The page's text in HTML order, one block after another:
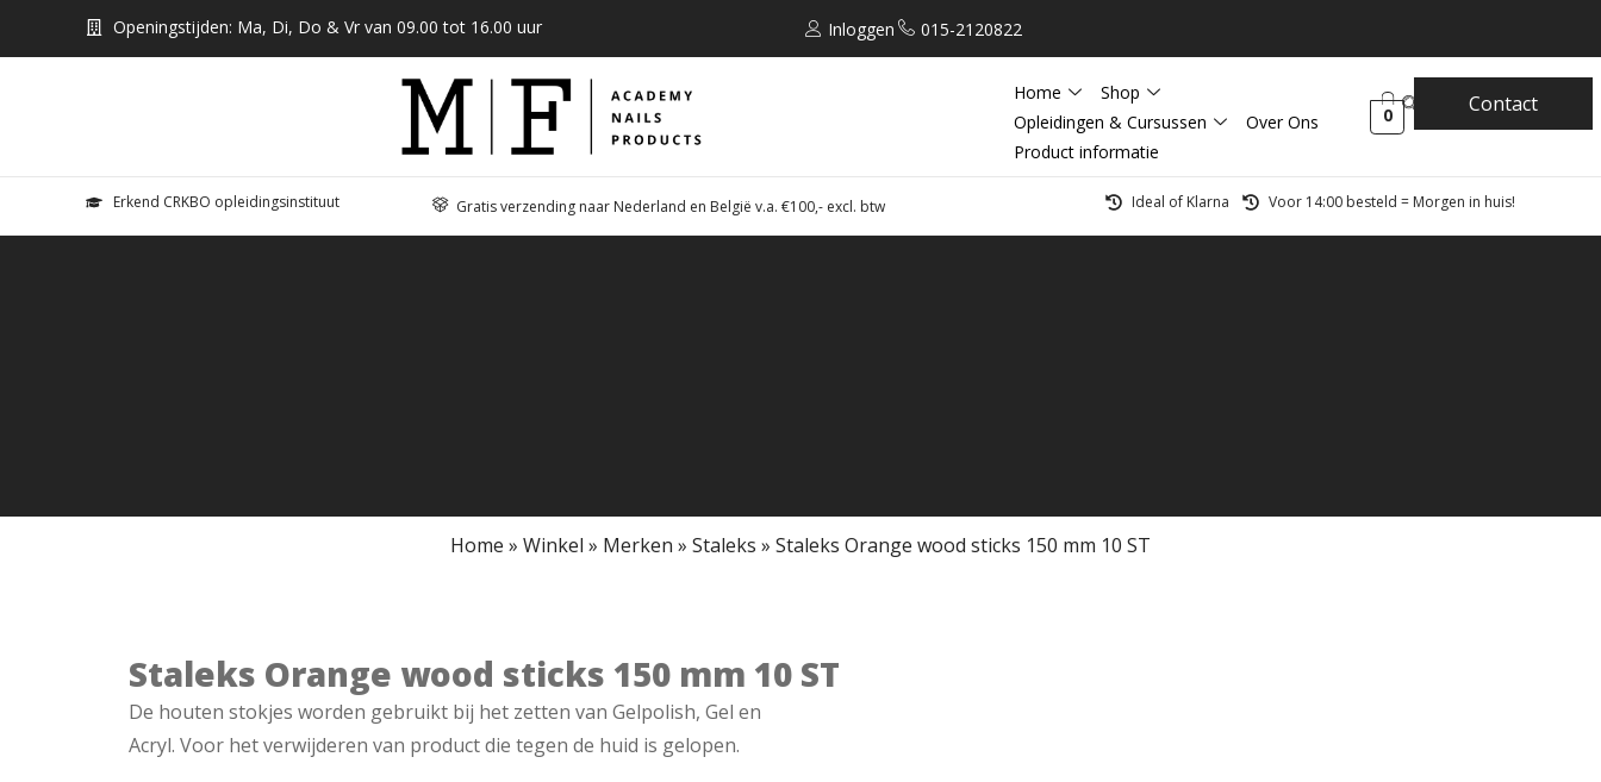
Openingstijden: Ma, Di, Do & Vr van 09.00 tot 16.00 uur Inloggen 015-2120822
Home
Shop
Opleidingen & Cursussen
Over Ons
Product informatie
0 Contact
Erkend CRKBO opleidingsinstituut Gratis verzending naar Nederland en België v.a. €100,- excl. btw Ideal of Klarna Voor 14:00 besteld = Morgen in huis!
Home » Winkel » Merken » Staleks » Staleks Orange wood sticks 150 mm 10 ST
Staleks Orange wood sticks 150 mm 10 ST
De houten stokjes worden gebruikt bij het zetten van Gelpolish, Gel en
Acryl. Voor het verwijderen van product die tegen de huid is gelopen.